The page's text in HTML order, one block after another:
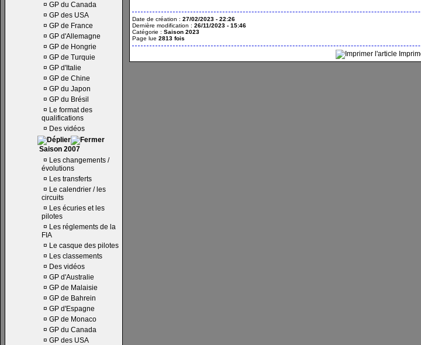
¤ GP du Canada
¤ GP des USA
¤ GP de France
¤ GP d'Allemagne
¤ GP de Hongrie
¤ GP de Turquie
¤ GP d'Italie
¤ GP de Chine
¤ GP du Japon
¤ GP du Brésil
¤ Le format des
qualifications
¤ Des vidéos
Saison 2007
¤ Les changements /
évolutions
¤ Les transferts
¤ Le calendrier / les
circuits
¤ Les écuries et les
pilotes
¤ Les réglements de la
FIA
¤ Le casque des pilotes
¤ Les classements
¤ Des vidéos
¤ GP d'Australie
¤ GP de Malaisie
¤ GP de Bahrein
¤ GP d'Espagne
¤ GP de Monaco
¤ GP du Canada
¤ GP des USA
Date de création : 27/02/2023 - 22:26
Dernière modification : 26/11/2023 - 15:46
Catégorie : Saison 2023
Page lue 2813 fois